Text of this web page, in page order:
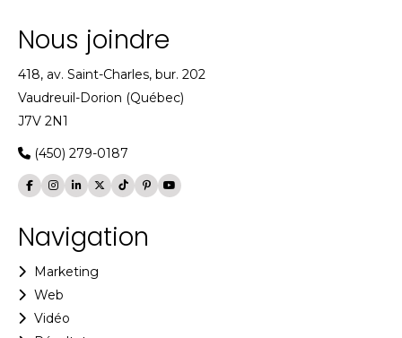
Nous joindre
418, av. Saint-Charles, bur. 202
Vaudreuil-Dorion (Québec)
J7V 2N1
(450) 279-0187
Navigation
Marketing
Web
Vidéo